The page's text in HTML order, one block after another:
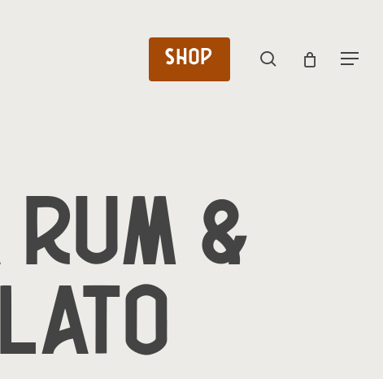
SHOP search Menu
RUM &